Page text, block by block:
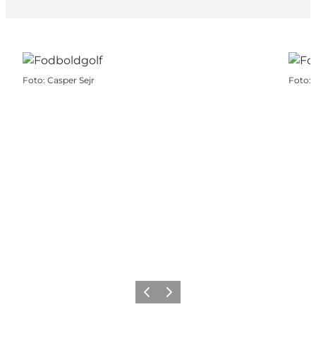
Foto: Casper Sejr Foto:
ForrigeNæste